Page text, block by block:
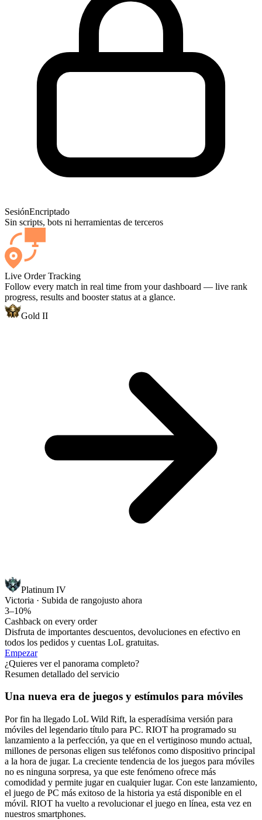
SesiónEncriptado
Sin scripts, bots ni herramientas de terceros
Live Order Tracking
Follow every match in real time from your dashboard — live rank
progress, results and booster status at a glance.
Gold II
Platinum IV
Victoria · Subida de rangojusto ahora
3–10%
Cashback on every order
Disfruta de importantes descuentos, devoluciones en efectivo en
todos los pedidos y cuentas LoL gratuitas.
Empezar
¿Quieres ver el panorama completo?
Resumen detallado del servicio
Una nueva era de juegos y estímulos para móviles
Por fin ha llegado LoL Wild Rift, la esperadísima versión para
móviles del legendario título para PC. RIOT ha programado su
lanzamiento a la perfección, ya que en el vertiginoso mundo actual,
millones de personas eligen sus teléfonos como dispositivo principal
a la hora de jugar. La creciente tendencia de los juegos para móviles
no es ninguna sorpresa, ya que este fenómeno ofrece más
comodidad y permite jugar en cualquier lugar. Con este lanzamiento,
el juego de PC más exitoso de la historia ya está disponible en el
móvil. RIOT ha vuelto a revolucionar el juego en línea, esta vez en
nuestros smartphones.